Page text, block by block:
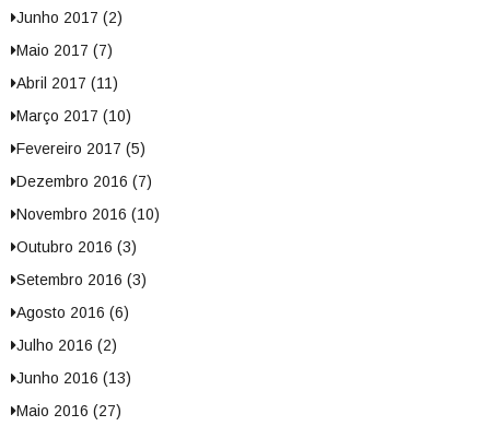
Junho 2017 (2)
Maio 2017 (7)
Abril 2017 (11)
Março 2017 (10)
Fevereiro 2017 (5)
Dezembro 2016 (7)
Novembro 2016 (10)
Outubro 2016 (3)
Setembro 2016 (3)
Agosto 2016 (6)
Julho 2016 (2)
Junho 2016 (13)
Maio 2016 (27)